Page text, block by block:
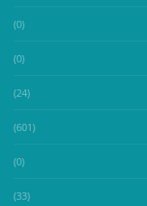
(0)
(0)
(24)
(601)
(0)
(33)